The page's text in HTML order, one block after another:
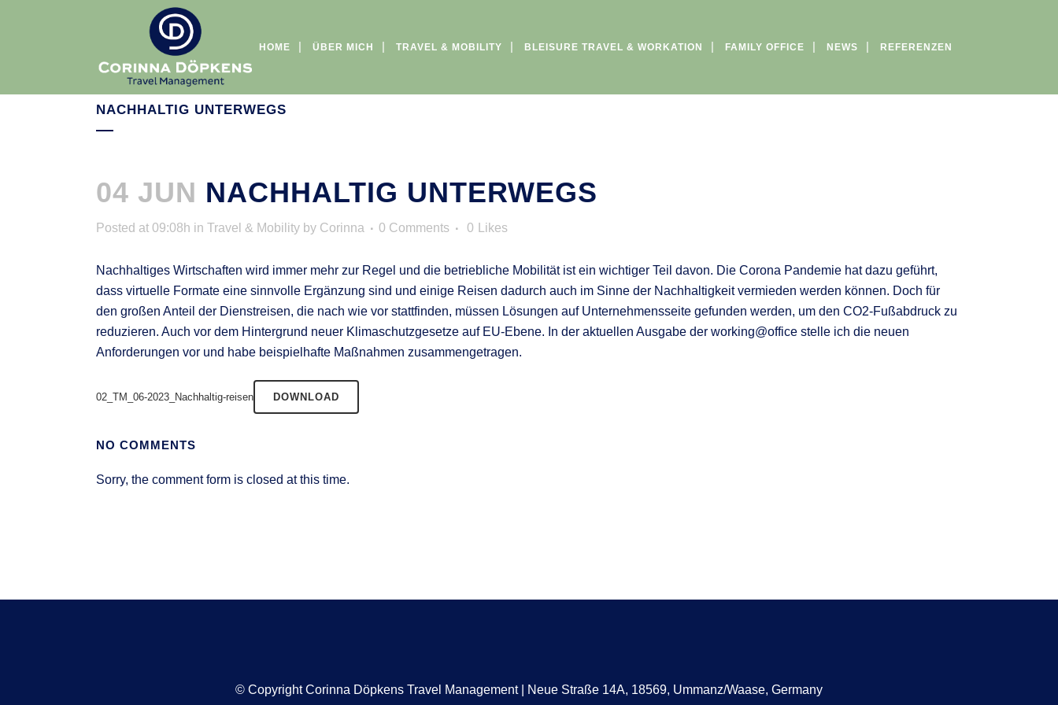
HOME ÜBER MICH TRAVEL & MOBILITY BLEISURE TRAVEL & WORKATION FAMILY OFFICE NEWS REFERENZEN
NACHHALTIG UNTERWEGS
04 JUN NACHHALTIG UNTERWEGS
Posted at 09:08h in Travel & Mobility by Corinna 0 Comments 0 Likes
Nachhaltiges Wirtschaften wird immer mehr zur Regel und die betriebliche Mobilität ist ein wichtiger Teil davon. Die Corona Pandemie hat dazu geführt,
dass virtuelle Formate eine sinnvolle Ergänzung sind und einige Reisen dadurch auch im Sinne der Nachhaltigkeit vermieden werden können. Doch für
den großen Anteil der Dienstreisen, die nach wie vor stattfinden, müssen Lösungen auf Unternehmensseite gefunden werden, um den CO2-Fußabdruck zu
reduzieren. Auch vor dem Hintergrund neuer Klimaschutzgesetze auf EU-Ebene. In der aktuellen Ausgabe der working@office stelle ich die neuen
Anforderungen vor und habe beispielhafte Maßnahmen zusammengetragen.
02_TM_06-2023_Nachhaltig-reisen DOWNLOAD
NO COMMENTS
Sorry, the comment form is closed at this time.
© Copyright Corinna Döpkens Travel Management | Neue Straße 14A, 18569, Ummanz/Waase, Germany